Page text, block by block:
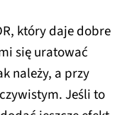
który daje dobre
się uratować
należy, a przy
Jeśli to